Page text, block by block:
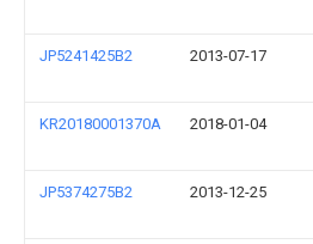
JP5241425B2 2013-07-17
KR20180001370A 2018-01-04
JP5374275B2 2013-12-25